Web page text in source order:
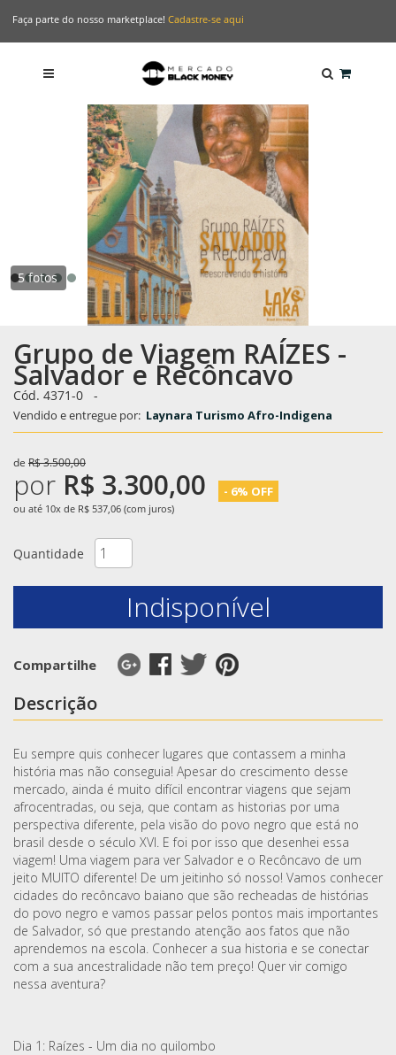
Faça parte do nosso marketplace! Cadastre-se aqui
5 fotos
Grupo de Viagem RAÍZES -
Salvador e Recôncavo
Cód. 4371-0 -
Vendido e entregue por: Laynara Turismo Afro-Indigena
de R$ 3.500,00
por R$ 3.300,00 - 6% OFF
ou até 10x de R$ 537,06 (com juros)
Quantidade
Indisponível
Compartilhe
Descrição
Eu sempre quis conhecer lugares que contassem a minha
história mas não conseguia! Apesar do crescimento desse
mercado, ainda é muito difícil encontrar viagens que sejam
afrocentradas, ou seja, que contam as historias por uma
perspectiva diferente, pela visão do povo negro que está no
brasil desde o século XVI. E foi por isso que desenhei essa
viagem! Uma viagem para ver Salvador e o Recôncavo de um
jeito MUITO diferente! De um jeitinho só nosso! Vamos conhecer
cidades do recôncavo baiano que são recheadas de histórias
do povo negro e vamos passar pelos pontos mais importantes
de Salvador, só que prestando atenção aos fatos que não
aprendemos na escola. Conhecer a sua historia e se conectar
com a sua ancestralidade não tem preço! Quer vir comigo
nessa aventura?
Dia 1: Raízes - Um dia no quilombo